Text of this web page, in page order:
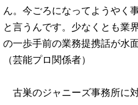
ん。今ごろになってようやく
と言うんです。少なくとも業
の一歩手前の業務提携話が水
（芸能プロ関係者）
古巣のジャニーズ事務所に